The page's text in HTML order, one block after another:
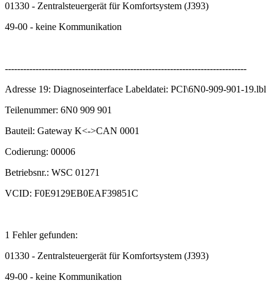
01330 - Zentralsteuergerät für Komfortsystem (J393)
49-00 - keine Kommunikation
-------------------------------------------------------------------------------
Adresse 19: Diagnoseinterface Labeldatei: PCI\6N0-909-901-19.lbl
Teilenummer: 6N0 909 901
Bauteil: Gateway K<->CAN 0001
Codierung: 00006
Betriebsnr.: WSC 01271
VCID: F0E9129EB0EAF39851C
1 Fehler gefunden:
01330 - Zentralsteuergerät für Komfortsystem (J393)
49-00 - keine Kommunikation